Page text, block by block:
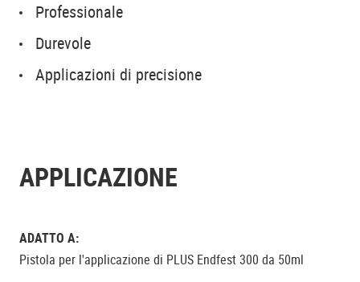
Professionale
Durevole
Applicazioni di precisione
APPLICAZIONE
ADATTO A:
Pistola per l'applicazione di PLUS Endfest 300 da 50ml